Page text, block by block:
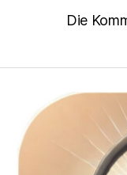
Die